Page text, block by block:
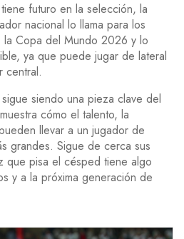
futuro en la selección, la
nacional lo llama para los
Copa del Mundo 2026 y lo
ya que puede jugar de lateral
central.
siendo una pieza clave del
cómo el talento, la
llevar a un jugador de
grandes. Sigue de cerca sus
que pisa el césped tiene algo
y a la próxima generación de